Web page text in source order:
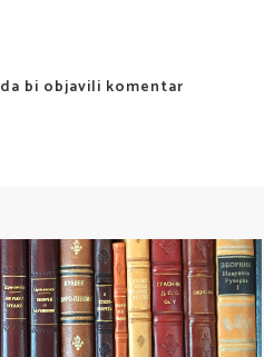
da bi objavili komentar